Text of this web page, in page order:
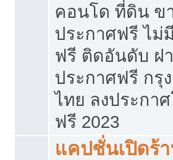
คอนโด ที่ดิน ข
ประกาศฟรี ไม่
ฟรี ติดอันดับ ฝ
ประกาศฟรี กรุ
ไทย ลงประกา
ฟรี 2023
แคปชั่นเปิดร้